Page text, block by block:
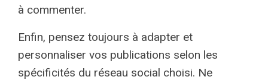
à commenter.
Enfin, pensez toujours à adapter et
personnaliser vos publications selon les
spécificités du réseau social choisi. Ne